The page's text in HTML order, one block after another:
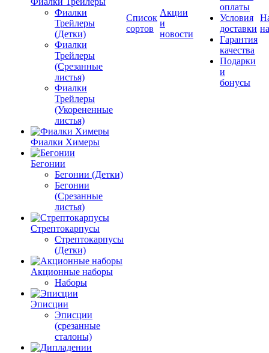
Фиалки
Трейлеры
(Детки)
Фиалки
Трейлеры
(Срезанные
листья)
Фиалки
Трейлеры
(Укорененные
листья)
Фиалки Химеры
Бегонии
Бегонии (Детки)
Бегонии
(Срезанные
листья)
Стрептокарпусы
Стрептокарпусы
(Детки)
Акционные наборы
Наборы
Эписции
Эписции
(срезанные
сталоны)
Список
сортов
Акции
и
новости
оплаты
Условия
доставки
Гарантия
качества
Подарки
и
бонусы